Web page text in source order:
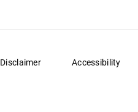
Disclaimer Accessibility